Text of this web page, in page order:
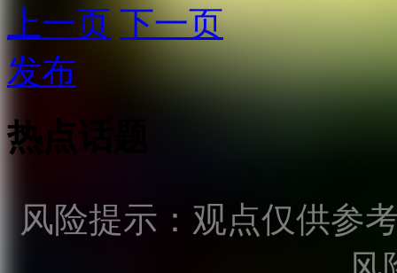
上一页 下一页
发布
热点话题
风险提示：观点仅供参